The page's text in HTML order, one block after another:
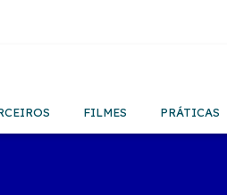
FILMES PRÁTICAS